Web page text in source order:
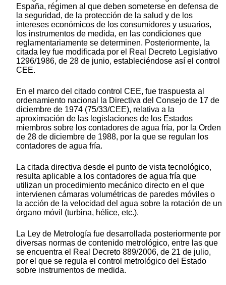
España, régimen al que deben someterse en defensa de
la seguridad, de la protección de la salud y de los
intereses económicos de los consumidores y usuarios,
los instrumentos de medida, en las condiciones que
reglamentariamente se determinen. Posteriormente, la
citada ley fue modificada por el Real Decreto Legislativo
1296/1986, de 28 de junio, estableciéndose así el control
CEE.
En el marco del citado control CEE, fue traspuesta al
ordenamiento nacional la Directiva del Consejo de 17 de
diciembre de 1974 (75/33/CEE), relativa a la
aproximación de las legislaciones de los Estados
miembros sobre los contadores de agua fría, por la Orden
de 28 de diciembre de 1988, por la que se regulan los
contadores de agua fría.
La citada directiva desde el punto de vista tecnológico,
resulta aplicable a los contadores de agua fría que
utilizan un procedimiento mecánico directo en el que
intervienen cámaras volumétricas de paredes móviles o
la acción de la velocidad del agua sobre la rotación de un
órgano móvil (turbina, hélice, etc.).
La Ley de Metrología fue desarrollada posteriormente por
diversas normas de contenido metrológico, entre las que
se encuentra el Real Decreto 889/2006, de 21 de julio,
por el que se regula el control metrológico del Estado
sobre instrumentos de medida.